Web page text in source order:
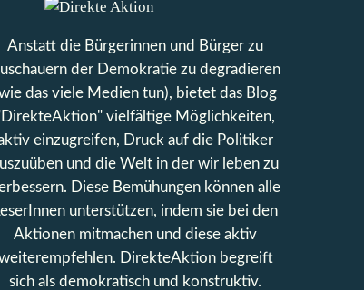
Anstatt die Bürgerinnen und Bürger zu
der Demokratie zu degradieren
das viele Medien tun), bietet das Blog
vielfältige Möglichkeiten,
einzugreifen, Druck auf die Politiker
und die Welt in der wir leben zu
Diese Bemühungen können alle
unterstützen, indem sie bei den
Aktionen mitmachen und diese aktiv
DirekteAktion begreift
sich als demokratisch und konstruktiv.